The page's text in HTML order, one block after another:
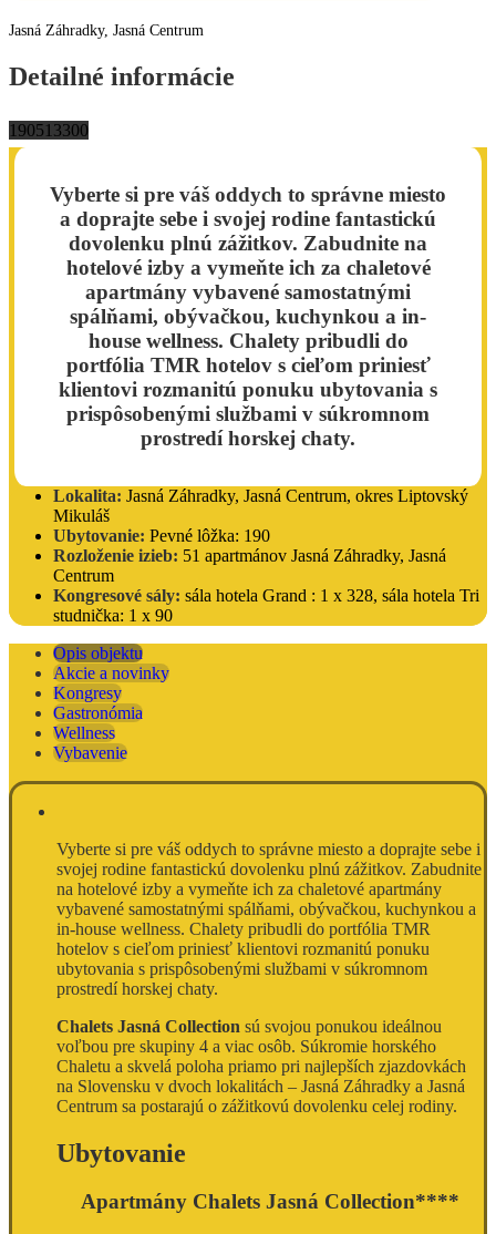
Jasná Záhradky, Jasná Centrum
Detailné informácie
19051 3300
Vyberte si pre váš oddych to správne miesto
a doprajte sebe i svojej rodine fantastickú
dovolenku plnú zážitkov. Zabudnite na
hotelové izby a vymeňte ich za chaletové
apartmány vybavené samostatnými
spálňami, obývačkou, kuchynkou a in-
house wellness. Chalety pribudli do
portfólia TMR hotelov s cieľom priniesť
klientovi rozmanitú ponuku ubytovania s
prispôsobenými službami v súkromnom
prostredí horskej chaty.
Lokalita: Jasná Záhradky, Jasná Centrum, okres Liptovský
Mikuláš
Ubytovanie: Pevné lôžka: 190
Rozloženie izieb: 51 apartmánov Jasná Záhradky, Jasná
Centrum
Kongresové sály: sála hotela Grand : 1 x 328, sála hotela Tri
studnička: 1 x 90
Opis objektu
Akcie a novinky
Kongresy
Gastronómia
Wellness
Vybavenie
Vyberte si pre váš oddych to správne miesto a doprajte sebe i
svojej rodine fantastickú dovolenku plnú zážitkov. Zabudnite
na hotelové izby a vymeňte ich za chaletové apartmány
vybavené samostatnými spálňami, obývačkou, kuchynkou a
in-house wellness. Chalety pribudli do portfólia TMR
hotelov s cieľom priniesť klientovi rozmanitú ponuku
ubytovania s prispôsobenými službami v súkromnom
prostredí horskej chaty.
Chalets Jasná Collection sú svojou ponukou ideálnou
voľbou pre skupiny 4 a viac osôb. Súkromie horského
Chaletu a skvelá poloha priamo pri najlepších zjazdovkách
na Slovensku v dvoch lokalitách – Jasná Záhradky a Jasná
Centrum sa postarajú o zážitkovú dovolenku celej rodiny.
Ubytovanie
Apartmány Chalets Jasná Collection****